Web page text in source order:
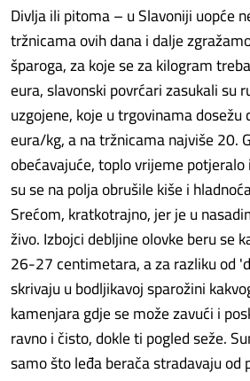
Divlja ili pitoma – u Slavoniji uopće
tržnicama ovih dana i dalje
šparoga, za koje se za kilogram
eura, slavonski povrćari zasukali su
uzgojene, koje u trgovinama dosežu
eura/kg, a na tržnicama najviše 20.
obećavajuće, toplo vrijeme
su se na polja obrušile kiše i
Srećom, kratkotrajno, jer je u
živo. Izbojci debljine olovke beru se
26-27 centimetara, a za razliku od
skrivaju u bodljikavoj sparožini
kamenjara gdje se može zavući i
ravno i čisto, dokle ti pogled seže.
samo što leđa berača stradavaju od